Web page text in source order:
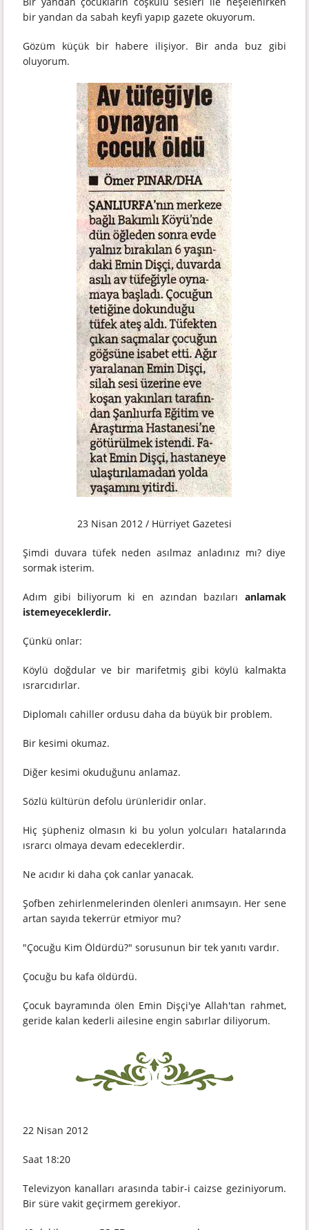
bir yandan da sabah keyfi yapıp gazete okuyorum.
Gözüm küçük bir habere ilişiyor. Bir anda buz gibi
oluyorum.
23 Nisan 2012 / Hürriyet Gazetesi
Şimdi duvara tüfek neden asılmaz anladınız mı? diye
sormak isterim.
Adım gibi biliyorum ki en azından bazıları anlamak
istemeyeceklerdir.
Çünkü onlar:
Köylü doğdular ve bir marifetmiş gibi köylü kalmakta
ısrarcıdırlar.
Diplomalı cahiller ordusu daha da büyük bir problem.
Bir kesimi okumaz.
Diğer kesimi okuduğunu anlamaz.
Sözlü kültürün defolu ürünleridir onlar.
Hiç şüpheniz olmasın ki bu yolun yolcuları hatalarında
ısrarcı olmaya devam edeceklerdir.
Ne acıdır ki daha çok canlar yanacak.
Şofben zehirlenmelerinden ölenleri anımsayın. Her sene
artan sayıda tekerrür etmiyor mu?
"Çocuğu Kim Öldürdü?" sorusunun bir tek yanıtı vardır.
Çocuğu bu kafa öldürdü.
Çocuk bayramında ölen Emin Dişçi'ye Allah'tan rahmet,
geride kalan kederli ailesine engin sabırlar diliyorum.
22 Nisan 2012
Saat 18:20
Televizyon kanalları arasında tabir-i caizse geziniyorum.
Bir süre vakit geçirmem gerekiyor.